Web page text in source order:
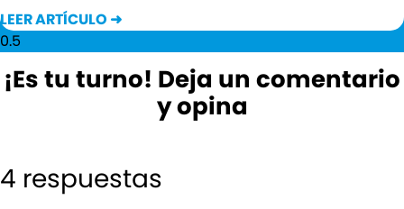
LEER ARTÍCULO ➜
¡Es tu turno! Deja un comentario
y opina
4 respuestas